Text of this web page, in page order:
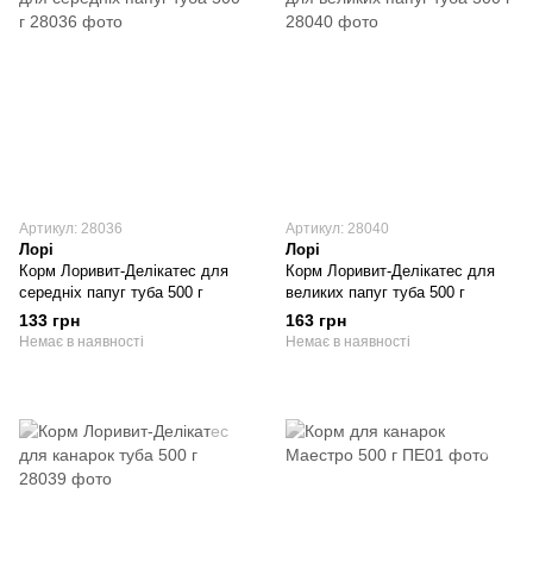
Артикул: 28036
Лорі
Корм Лоривит-Делікатес для
середніх папуг туба 500 г
133 грн
Немає в наявності
Артикул: 28040
Лорі
Корм Лоривит-Делікатес для
великих папуг туба 500 г
163 грн
Немає в наявності